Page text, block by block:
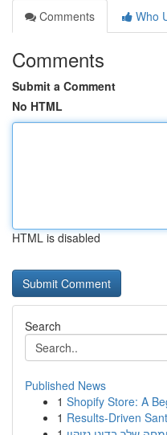
Comments
Who
Comments
Submit a Comment
No HTML
HTML is disabled
Search
Published News
1 Shopify Store: A
1 Results-Driven